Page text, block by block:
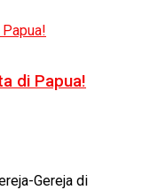
di Papua!
Gereja di